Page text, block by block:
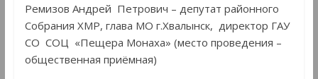
Ремизов Андрей Петрович – депутат районного
Собрания ХМР, глава МО г.Хвалынск, директор ГАУ
СО СОЦ «Пещера Монаха» (место проведения –
общественная приёмная)